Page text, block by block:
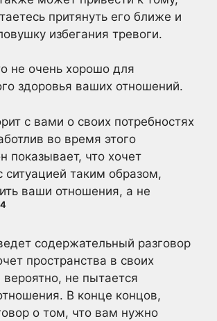
притянуть его ближе и
избегания тревоги.
не очень хорошо для
здоровья ваших отношений.
с вами о своих потребностях
во время этого
показывает, что хочет
ситуацией таким образом,
ваши отношения, а не
4
содержательный разговор
пространства в своих
не пытается
В конце концов,
о том, что вам нужно